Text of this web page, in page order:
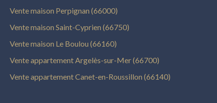
Vente maison Perpignan (66000)
Vente maison Saint-Cyprien (66750)
Vente maison Le Boulou (66160)
Vente appartement Argelès-sur-Mer (66700)
Vente appartement Canet-en-Roussillon (66140)